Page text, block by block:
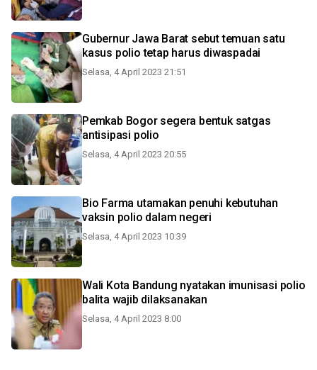
Gubernur Jawa Barat sebut temuan satu
kasus polio tetap harus diwaspadai
Selasa, 4 April 2023 21:51
Pemkab Bogor segera bentuk satgas
antisipasi polio
Selasa, 4 April 2023 20:55
Bio Farma utamakan penuhi kebutuhan
vaksin polio dalam negeri
Selasa, 4 April 2023 10:39
Wali Kota Bandung nyatakan imunisasi polio
balita wajib dilaksanakan
Selasa, 4 April 2023 8:00